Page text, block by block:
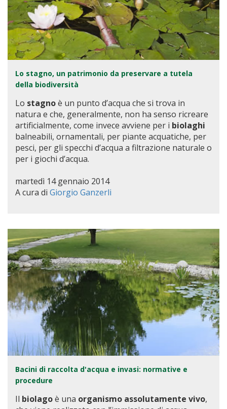
Lo stagno, un patrimonio da preservare a tutela
della biodiversità
Lo stagnoè un punto d’acqua che si trova in
natura e che, generalmente, non ha senso ricreare
artificialmente, come invece avviene per i biolaghi
balneabili, ornamentali, per piante acquatiche, per
pesci, per gli specchi d’acqua a filtrazione naturale o
per i giochi d’acqua.
martedì 14 gennaio 2014
A cura di Giorgio Ganzerli
Bacini di raccolta d'acqua e invasi: normative e
procedure
Il biolagoè una organismo assolutamente vivo,